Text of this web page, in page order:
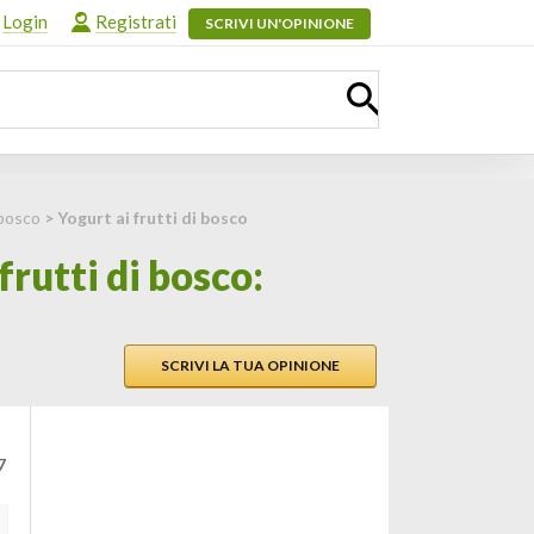
Login Registrati SCRIVI UN'OPINIONE
> Yogurt ai frutti di bosco
di bosco:
SCRIVI LA TUA OPINIONE